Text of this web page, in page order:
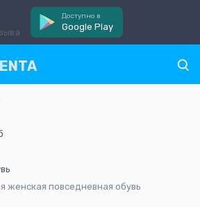
Доступно в
Google Play
женская повседневная обувь